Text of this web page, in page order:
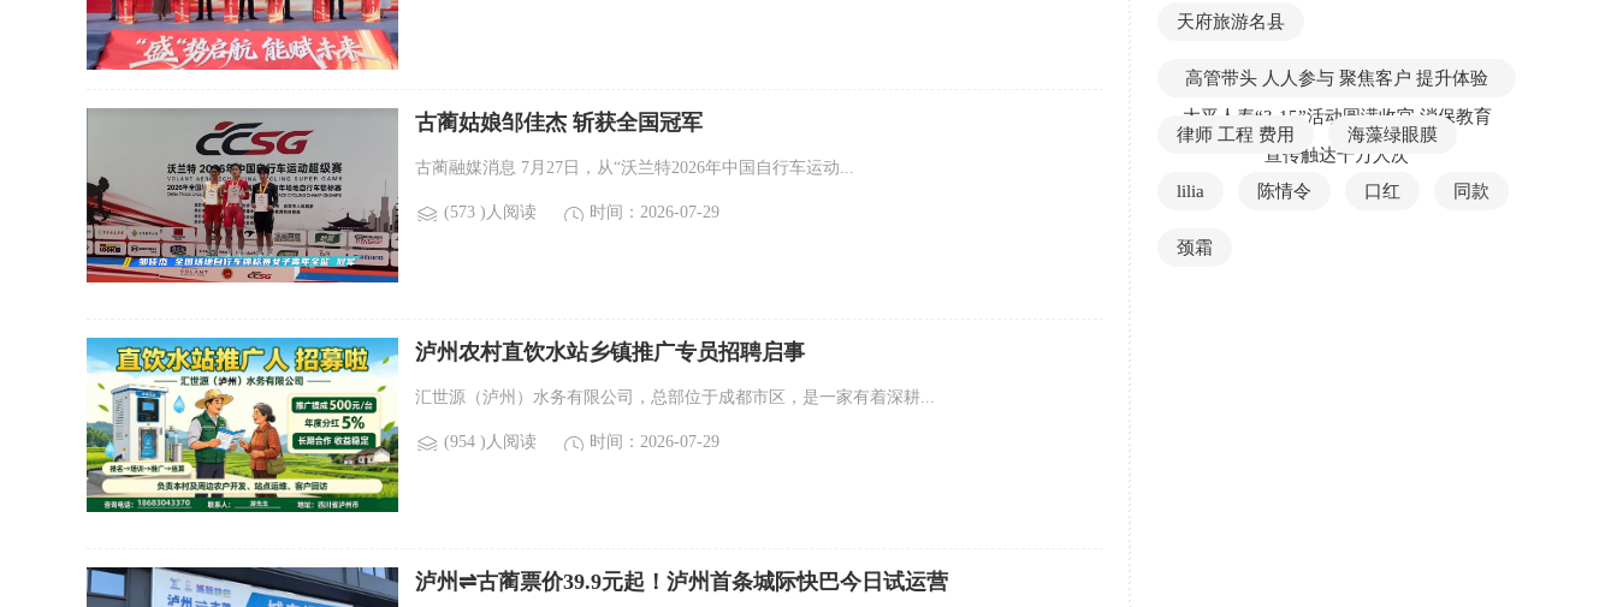
古蔺姑娘邹佳杰 斩获全国冠军
古蔺融媒消息 7月27日，从“沃兰特2026年中国自行车运动...
(573 )人阅读 时间：2026-07-29
泸州农村直饮水站乡镇推广专员招聘启事
汇世源（泸州）水务有限公司，总部位于成都市区，是一家有着深耕...
(954 )人阅读 时间：2026-07-29
泸州⇌古蔺票价39.9元起！泸州首条城际快巴今日试运营
天府旅游名县
高管带头 人人参与 聚焦客户 提升体验
太平人寿“3·15”活动圆满收官 消保教育
宣传触达千万人次
律师 工程 费用 海藻绿眼膜
lilia 陈情令 口红 同款
颈霜